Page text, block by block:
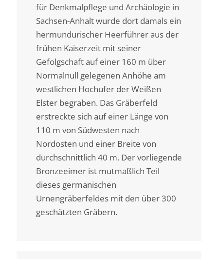
für Denkmalpflege und Archäologie in
Sachsen-Anhalt wurde dort damals ein
hermundurischer Heerführer aus der
frühen Kaiserzeit mit seiner
Gefolgschaft auf einer 160 m über
Normalnull gelegenen Anhöhe am
westlichen Hochufer der Weißen
Elster begraben. Das Gräberfeld
erstreckte sich auf einer Länge von
110 m von Südwesten nach
Nordosten und einer Breite von
durchschnittlich 40 m. Der vorliegende
Bronzeeimer ist mutmaßlich Teil
dieses germanischen
Urnengräberfeldes mit den über 300
geschätzten Gräbern.